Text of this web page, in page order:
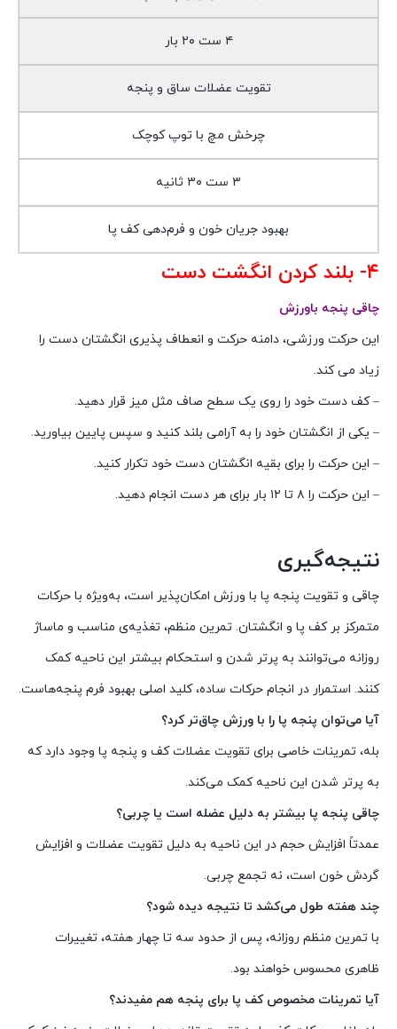
۴ ست ۲۰ بار
تقویت عضلات ساق و پنجه
چرخش مچ با توپ کوچک
۳ ست ۳۰ ثانیه
بهبود جریان خون و فرم‌دهی کف پا
۴- بلند کردن انگشت دست
چاقی پنجه باورزش
این حرکت ورزشی، دامنه حرکت و انعطاف پذیری انگشتان دست را
زیاد می کند.
– کف دست خود را روی یک سطح صاف مثل میز قرار دهید.
– یکی از انگشتان خود را به آرامی بلند کنید و سپس پایین بیاورید.
– این حرکت را برای بقیه انگشتان دست خود تکرار کنید.
– این حرکت را ۸ تا ۱۲ بار برای هر دست انجام دهید.
نتیجه‌گیری
چاقی و تقویت پنجه پا با ورزش امکان‌پذیر است، به‌ویژه با حرکات
متمرکز بر کف پا و انگشتان. تمرین منظم، تغذیه‌ی مناسب و ماساژ
روزانه می‌توانند به پرتر شدن و استحکام بیشتر این ناحیه کمک
کنند. استمرار در انجام حرکات ساده، کلید اصلی بهبود فرم پنجه‌هاست.
آیا می‌توان پنجه پا را با ورزش چاق‌تر کرد؟
بله، تمرینات خاصی برای تقویت عضلات کف و پنجه پا وجود دارد که
به پرتر شدن این ناحیه کمک می‌کند.
چاقی پنجه پا بیشتر به دلیل عضله است یا چربی؟
عمدتاً افزایش حجم در این ناحیه به دلیل تقویت عضلات و افزایش
گردش خون است، نه تجمع چربی.
چند هفته طول می‌کشد تا نتیجه دیده شود؟
با تمرین منظم روزانه، پس از حدود سه تا چهار هفته، تغییرات
ظاهری محسوس خواهند بود.
آیا تمرینات مخصوص کف پا برای پنجه هم مفیدند؟